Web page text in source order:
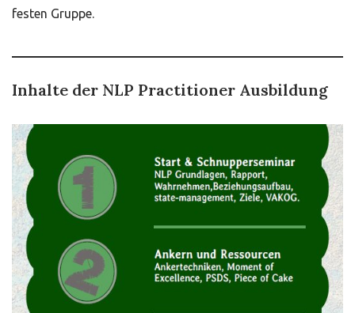
festen Gruppe.
Inhalte der NLP Practitioner Ausbildung